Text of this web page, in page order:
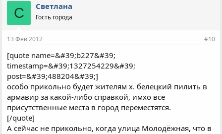
С Светлана
Гость города
13 Фев 2012 #10
[quote name=&#39;b227&#39;
timestamp=&#39;1327254229&#39;
post=&#39;488204&#39;]
особо прикольно будет жителям х. белецкий пилить в
армавир за какой-либо справкой, имхо все
присутственные места в город переместятся.
[/quote]
А сейчас не прикольно, когда улица Молодёжная, что в